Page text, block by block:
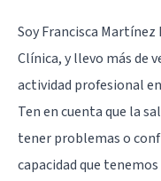
Soy Francisca
Clínica, y llevo más de
actividad profesional
Ten en cuenta que la
tener problemas o
capacidad que